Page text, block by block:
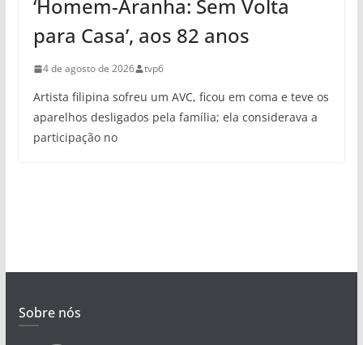
‘Homem-Aranha: Sem Volta
para Casa’, aos 82 anos
4 de agosto de 2026 tvp6
Artista filipina sofreu um AVC, ficou em coma e teve os
aparelhos desligados pela família; ela considerava a
participação no
Sobre nós